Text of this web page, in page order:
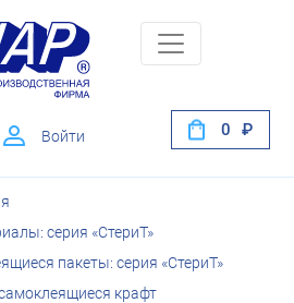
Войти 0
серия «СтериТ»
пакеты: серия «СтериТ»
крафт